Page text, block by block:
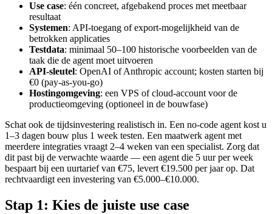
Use case: één concreet, afgebakend proces met meetbaar
resultaat
Systemen: API-toegang of export-mogelijkheid van de
betrokken applicaties
Testdata: minimaal 50–100 historische voorbeelden van de
taak die de agent moet uitvoeren
API-sleutel: OpenAI of Anthropic account; kosten starten bij
€0 (pay-as-you-go)
Hostingomgeving: een VPS of cloud-account voor de
productieomgeving (optioneel in de bouwfase)
Schat ook de tijdsinvestering realistisch in. Een no-code agent kost u
1–3 dagen bouw plus 1 week testen. Een maatwerk agent met
meerdere integraties vraagt 2–4 weken van een specialist. Zorg dat
dit past bij de verwachte waarde — een agent die 5 uur per week
bespaart bij een uurtarief van €75, levert €19.500 per jaar op. Dat
rechtvaardigt een investering van €5.000–€10.000.
Stap 1: Kies de juiste use case